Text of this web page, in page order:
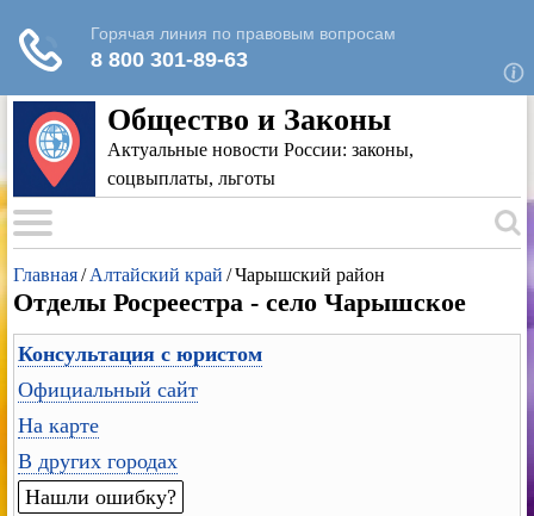
Общество и Законы
Актуальные новости России: законы,
соцвыплаты, льготы
Главная/Алтайский край /Чарышский район
Отделы Росреестра - село Чарышское
Консультация с юристом
Официальный сайт
На карте
В других городах
Нашли ошибку?
Для любых предложений по сайту: rk-
reestr@cp9.ru